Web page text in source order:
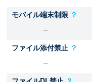
モバイル端末制限 ？
ファイル添付禁止 ？